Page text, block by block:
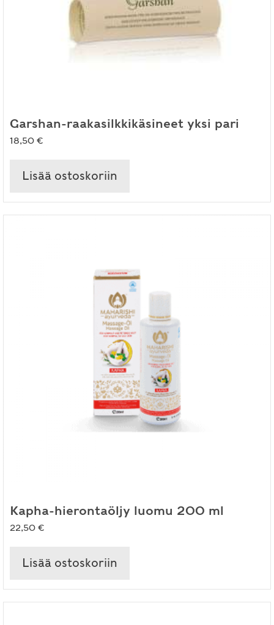
Garshan-raakasilkkikäsineet yksi pari
18,50 €
Lisää ostoskoriin
Kapha-hierontaöljy luomu 200 ml
22,50 €
Lisää ostoskoriin